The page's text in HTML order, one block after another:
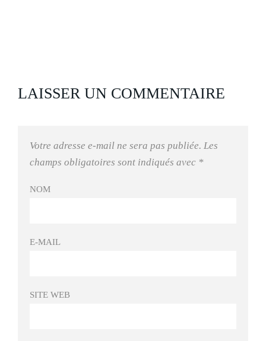
LAISSER UN COMMENTAIRE
Votre adresse e-mail ne sera pas publiée. Les
champs obligatoires sont indiqués avec *
NOM
E-MAIL
SITE WEB